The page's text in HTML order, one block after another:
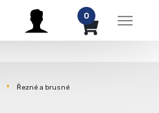
Menu
0
Řezné a brusné